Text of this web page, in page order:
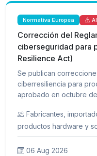
Normativa Europea
Corrección del
ciberseguridad para
Resilience Act)
Se publican
ciberresiliencia para
aprobado en octubre
Fabricantes,
productos hardware y
06 Aug 2026